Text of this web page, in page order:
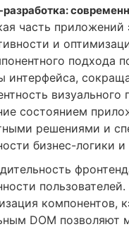
часть
и
подхода
интерфейса,
состоянием
решениями и
бизнес-логики
компонентов,
DOM позволяют